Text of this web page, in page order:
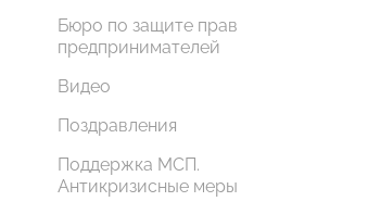
Бюро по защите прав
предпринимателей
Видео
Поздравления
Поддержка МСП.
Антикризисные меры